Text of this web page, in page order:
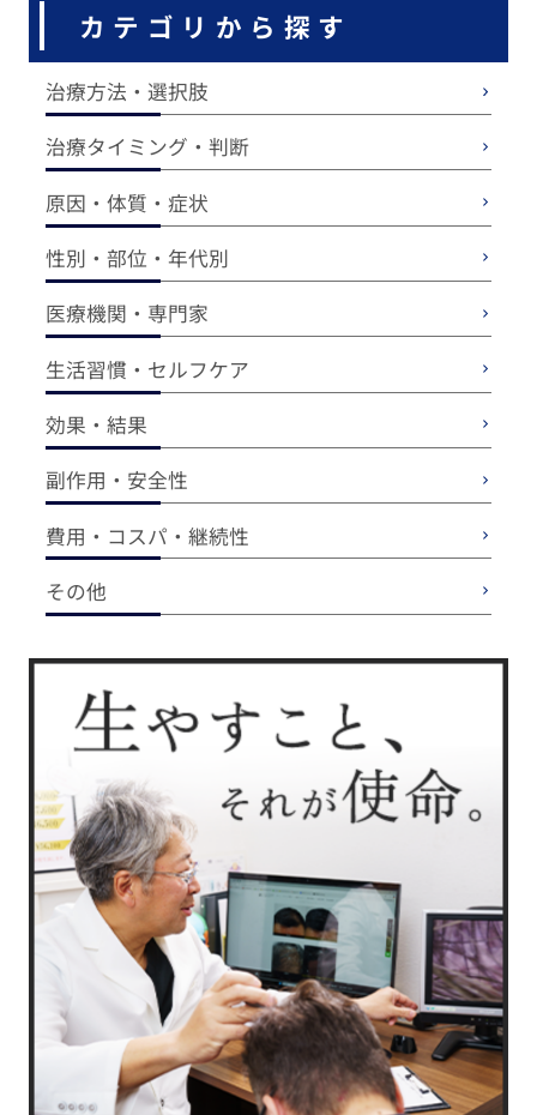
カテゴリから探す
治療方法・選択肢
治療タイミング・判断
原因・体質・症状
性別・部位・年代別
医療機関・専門家
生活習慣・セルフケア
効果・結果
副作用・安全性
費用・コスパ・継続性
その他